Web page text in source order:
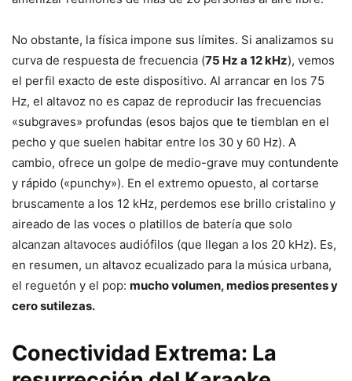
No obstante, la física impone sus límites. Si analizamos su
curva de respuesta de frecuencia (75 Hz a 12 kHz), vemos
el perfil exacto de este dispositivo. Al arrancar en los 75
Hz, el altavoz no es capaz de reproducir las frecuencias
«subgraves» profundas (esos bajos que te tiemblan en el
pecho y que suelen habitar entre los 30 y 60 Hz). A
cambio, ofrece un golpe de medio-grave muy contundente
y rápido («punchy»). En el extremo opuesto, al cortarse
bruscamente a los 12 kHz, perdemos ese brillo cristalino y
aireado de las voces o platillos de batería que solo
alcanzan altavoces audiófilos (que llegan a los 20 kHz). Es,
en resumen, un altavoz ecualizado para la música urbana,
el reguetón y el pop: mucho volumen, medios presentes y
cero sutilezas.
Conectividad Extrema: La